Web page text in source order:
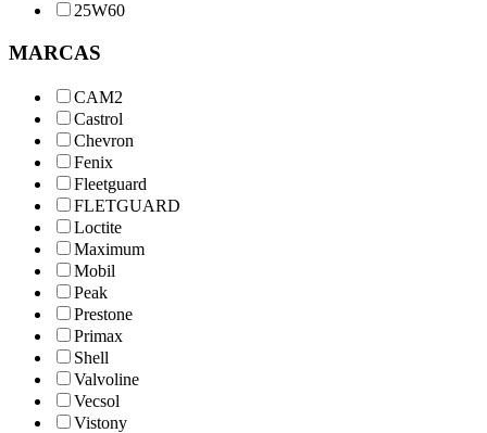
25W60
MARCAS
CAM2
Castrol
Chevron
Fenix
Fleetguard
FLETGUARD
Loctite
Maximum
Mobil
Peak
Prestone
Primax
Shell
Valvoline
Vecsol
Vistony